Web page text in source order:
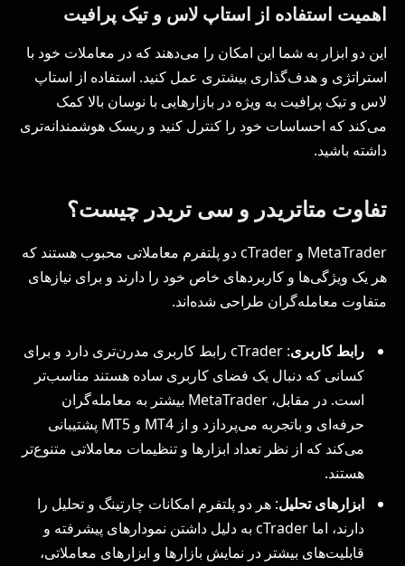
اهمیت استفاده از استاپ لاس و تیک پرافیت
این دو ابزار به شما این امکان را می‌دهند که در معاملات خود با
استراتژی و هدف‌گذاری بیشتری عمل کنید. استفاده از استاپ
لاس و تیک پرافیت به ویژه در بازارهایی با نوسان بالا کمک
می‌کند که احساسات خود را کنترل کنید و ریسک هوشمندانه‌تری
داشته باشید.
تفاوت متاتریدر و سی تریدر چیست؟
MetaTrader و cTrader دو پلتفرم معاملاتی محبوب هستند که
هر یک ویژگی‌ها و کاربردهای خاص خود را دارند و برای نیازهای
متفاوت معامله‌گران طراحی شده‌اند.
رابط کاربری
: cTrader رابط کاربری مدرن‌تری دارد و برای
کسانی که دنبال یک فضای کاربری ساده هستند مناسب‌تر
است. در مقابل، MetaTrader بیشتر به معامله‌گران
حرفه‌ای و باتجربه‌ می‌پردازد و از MT4 و MT5 پشتیبانی
می‌کند که از نظر تعداد ابزارها و تنظیمات معاملاتی متنوع‌تر
هستند.
ابزارهای تحلیل: هر دو پلتفرم امکانات چارتینگ و تحلیل را
دارند، اما cTrader به دلیل داشتن نمودارهای پیشرفته و
قابلیت‌های بیشتر در نمایش بازارها و ابزارهای معاملاتی،